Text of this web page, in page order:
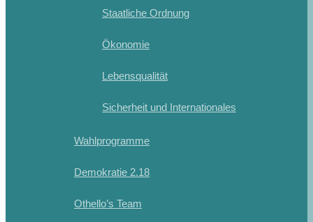
Staatliche Ordnung
Ökonomie
Lebensqualität
Sicherheit und Internationales
Wahlprogramme
Demokratie 2.18
Othello’s Team